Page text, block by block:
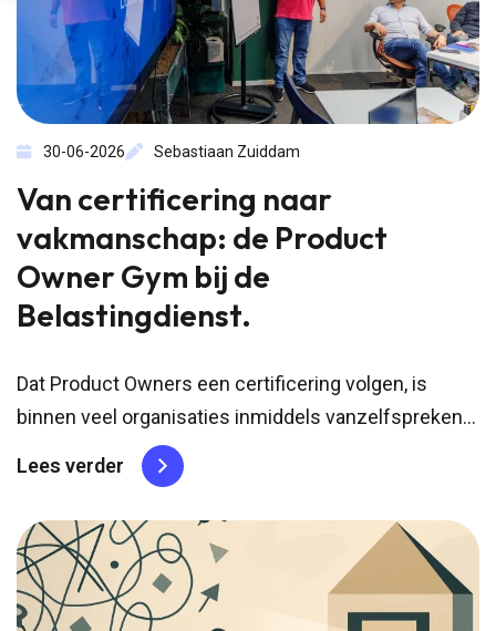
30-06-2026 Sebastiaan Zuiddam
Van certificering naar
vakmanschap: de Product
Owner Gym bij de
Belastingdienst.
Dat Product Owners een certificering volgen, is
binnen veel organisaties inmiddels vanzelfsprekend.
Scrum, SAFe en andere Agile-methoden zijn breed
ingeburgerd en vormen voor veel professionals de
basis van hun werk. Tegelijkertijd groeit het besef
dat een certificaat slechts een beginpunt...
Lees verder